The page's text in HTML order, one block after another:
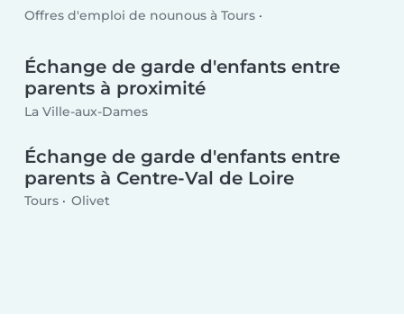
Offres d'emploi de nounous à Tours
Baby-sitters à Tours
Échange de garde d'enfants entre
parents à proximité
La Ville-aux-Dames
Échange de garde d'enfants entre
parents à Centre-Val de Loire
Tours Olivet